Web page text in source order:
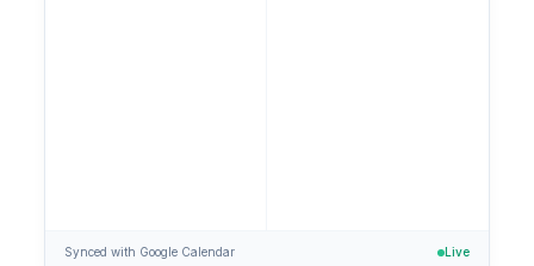
Synced with Google Calendar Live